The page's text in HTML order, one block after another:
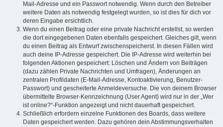
Mail-Adresse und ein Passwort notwendig. Wenn durch den Betreiber
weitere Daten als notwendig festgelegt wurden, so ist dies für dich vor
deren Eingabe ersichtlich.
Wenn du einen Beitrag oder eine private Nachricht erstellst, so werden
die dort eingegebenen Daten ebenfalls gespeichert. Gleiches gilt, wenn
du einen Beitrag als Entwurf zwischenspeicherst. In diesen Fällen wird
auch deine IP-Adresse gespeichert. Die IP-Adresse wird weiterhin bei
folgenden Aktionen gespeichert: Löschen und Ändern von Beiträgen
(dazu zählen Private Nachrichten und Umfragen), Änderungen an
zentralen Profildaten (E-Mail-Adresse, Kontoaktivierung, Benutzer-
Passwort) und gescheiterte Anmeldeversuche. Die von deinem Browser
übermittelte Browser-Kennzeichnung (User Agent) wird nur in der „Wer
ist online?“-Funktion angezeigt und nicht dauerhaft gespeichert.
Schließlich erfordern einzelne Funktionen des Boards, dass weitere
Daten gespeichert werden. Dazu gehören dein Abstimmungsverhalten